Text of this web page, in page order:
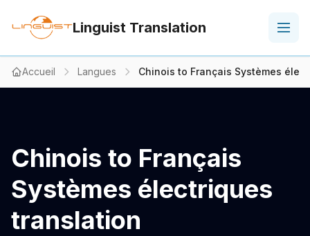
Linguist Translation
Accueil Langues Chinois to Français Systèmes
Chinois to Français
Systèmes électriques
translation